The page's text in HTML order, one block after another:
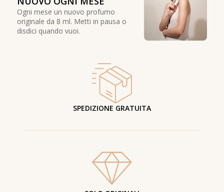
Ogni mese un nuovo profumo
originale da 8 ml. Metti in pausa o
disdici quando vuoi.
SPEDIZIONE GRATUITA